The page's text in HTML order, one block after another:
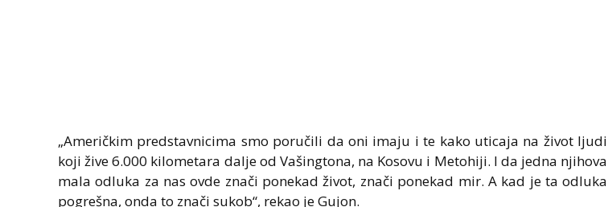
„Američkim predstavnicima smo poručili da oni imaju i te kako uticaja na život ljudi
koji žive 6.000 kilometara dalje od Vašingtona, na Kosovu i Metohiji. I da jedna njihova
mala odluka za nas ovde znači ponekad život, znači ponekad mir. A kad je ta odluka
pogrešna, onda to znači sukob“, rekao je Gujon.